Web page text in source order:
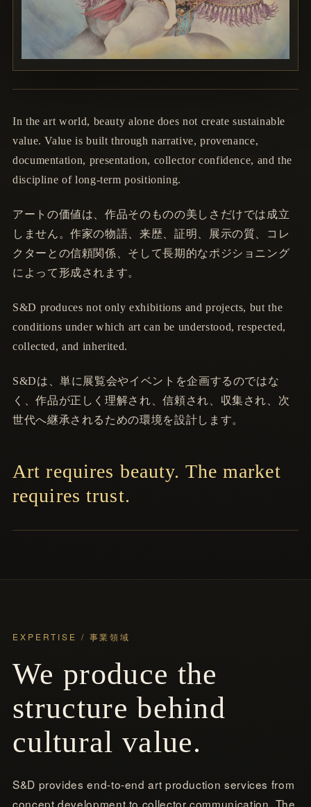
In the art world, beauty alone does not create sustainable
value. Value is built through narrative, provenance,
documentation, presentation, collector confidence, and the
discipline of long-term positioning.
アートの価値は、作品そのものの美しさだけでは成立
しません。作家の物語、来歴、証明、展示の質、コレ
クターとの信頼関係、そして長期的なポジショニング
によって形成されます。
S&D produces not only exhibitions and projects, but the
conditions under which art can be understood, respected,
collected, and inherited.
S&Dは、単に展覧会やイベントを企画するのではな
く、作品が正しく理解され、信頼され、収集され、次
世代へ継承されるための環境を設計します。
Art requires beauty. The market
requires trust.
EXPERTISE / 事業領域
We produce the
structure behind
cultural value.
S&D provides end-to-end art production services from
concept development to collector communication. The